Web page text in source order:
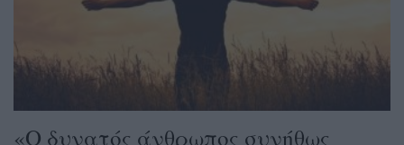
«Ο δυνατός άνθρωπος συνήθως